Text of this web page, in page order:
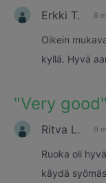
Erkki T. 8
Oikein
kyllä. Hyvä
"Very good"
Ritva L. 9
Ruoka oli
käydä